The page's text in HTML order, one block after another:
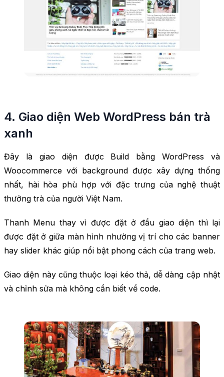
4. Giao diện Web WordPress bán trà
xanh
Đây là giao diện được Build bằng WordPress và
Woocommerce với background được xây dựng thống
nhất, hài hòa phù hợp với đặc trưng của nghệ thuật
thưởng trà của người Việt Nam.
Thanh Menu thay vì được đặt ở đầu giao diện thì lại
được đặt ở giữa màn hình nhường vị trí cho các banner
hay slider khác giúp nổi bật phong cách của trang web.
Giao diện này cũng thuộc loại kéo thả, dễ dàng cập nhật
và chỉnh sửa mà không cần biết về code.